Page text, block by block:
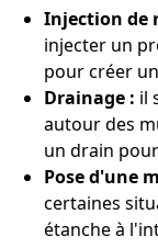
Injection de
injecter un
pour créer
Drainage : il
autour des
un drain
Pose d'une
certaines
étanche à